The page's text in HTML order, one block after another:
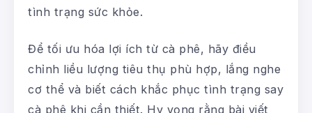
tình trạng sức khỏe.
Để tối ưu hóa lợi ích từ cà phê, hãy điều
chỉnh liều lượng tiêu thụ phù hợp, lắng nghe
cơ thể và biết cách khắc phục tình trạng say
cà phê khi cần thiết. Hy vọng rằng bài viết